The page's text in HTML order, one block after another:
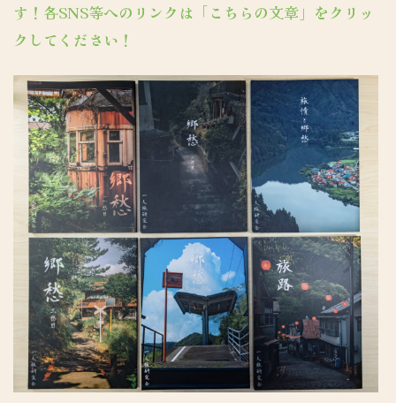
す！各SNS等へのリンクは「こちらの文章」をクリッ
クしてください！